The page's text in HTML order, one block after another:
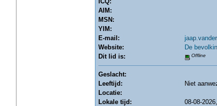
AIM:
MSN:
YIM:
E-mail:
Website:
De
Dit lid is:
Offline
Geslacht:
Leeftijd:
Niet
Locatie:
Lokale tijd:
08-08-